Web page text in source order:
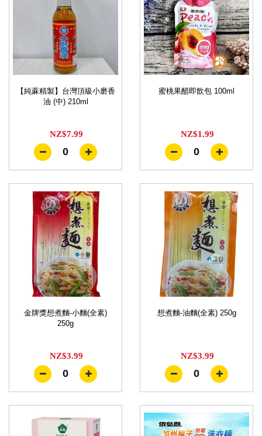
【純蔴精製】台灣頂級小磨香
油 (中) 210ml
NZ$7.99
0
蜜桃果醋即飲包 100ml
NZ$1.99
0
金牌獎想煮麵-小麵(全素)
250g
NZ$3.99
0
想煮麵-油麵(全素) 250g
NZ$3.99
0